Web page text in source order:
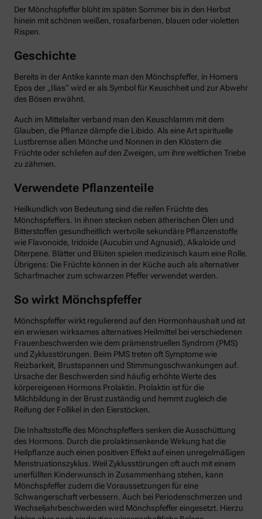
Der Mönchspfeffer blüht im späten Sommer bis in den Herbst
hinein mit schönen weißen, rosafarbenen, blauen oder violetten
Rispen.
Geschichte
Bereits in der Antike kannte man den Mönchspfeffer, in Homers
Epos der „Ilias“ wird er als Symbol für Keuschheit und zur Abwehr
des Bösen erwähnt.
Auch im Mittelalter verband man den Keuschlamm mit dem
Glauben, die Pflanze dämpfe die Libido. Als eine Art spirituelle
Lustbremse aßen Mönche und Nonnen in den Klöstern die
Früchte oder schliefen auf den Zweigen, um ihre weltlichen Triebe
zu zähmen.
Verwendete Pflanzenteile
Heilkundlich von Bedeutung sind die reifen Früchte des
Mönchspfeffers. In ihnen stecken neben ätherischen Ölen und
Bitterstoffen gesundheitlich wertvolle sekundäre Pflanzenstoffe
wie Flavonoide, Iridoide (Aucubin und Agnusid), Alkaloide und
Diterpene. Blätter und Blüten spielen medizinisch kaum eine Rolle.
Übrigens: Die Früchte können in der Küche auch als alternativer
Scharfmacher zum schwarzen Pfeffer verwendet werden.
So wirkt Mönchspfeffer
Mönchspfeffer wirkt regulierend auf den Hormonhaushalt und ist
ein erwiesen wirksames alternatives Heilmittel bei verschiedenen
Frauenbeschwerden wie dem prämenstruellen Syndrom (PMS)
und Zyklusstörungen. Beim PMS treten oft Symptome wie
Reizbarkeit, Brustspannen und Stimmungsschwankungen auf.
Ursache der Beschwerden sind häufig erhöhte Werte des
körpereigenen Hormons Prolaktin. Prolaktin ist für die
Milchbildung in der Brust zuständig und hemmt zugleich die
Reifung der Follikel in den Eierstöcken.
Die Inhaltsstoffe des Mönchspfeffers senken die Ausschüttung
des Hormons. Durch die prolaktinsenkende Wirkung hat die
Heilpflanze auch einen positiven Effekt auf einen unregelmäßigen
Menstruationszyklus. Weil Zyklusstörungen oft auch mit einem
unerfüllten Kinderwunsch in Zusammenhang stehen, kann
Mönchspfeffer zudem die Voraussetzungen für eine
Schwangerschaft verbessern. Auch bei Periodenschmerzen und
Wechseljahrbeschwerden wird Mönchspfeffer eingesetzt. Hierzu